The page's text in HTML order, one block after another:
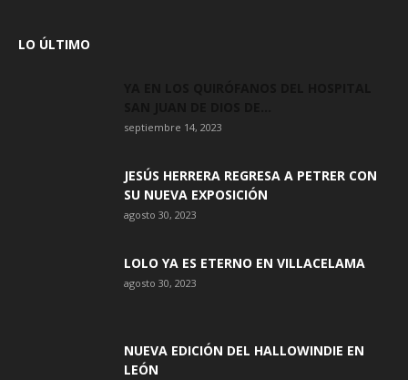
LO ÚLTIMO
septiembre 14, 2023
JESÚS HERRERA REGRESA A PETRER CON
SU NUEVA EXPOSICIÓN
agosto 30, 2023
LOLO YA ES ETERNO EN VILLACELAMA
agosto 30, 2023
NUEVA EDICIÓN DEL HALLOWINDIE EN
LEÓN